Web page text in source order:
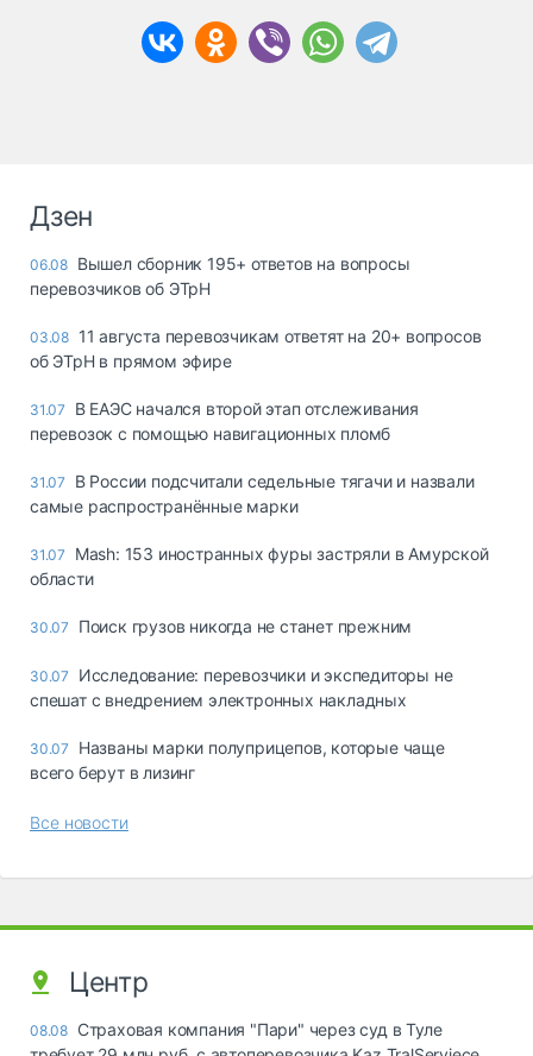
Дзен
06.08 Вышел сборник 195+ ответов на вопросы
перевозчиков об ЭТрН
03.08 11 августа перевозчикам ответят на 20+ вопросов
об ЭТрН в прямом эфире
31.07
В ЕАЭС начался второй этап отслеживания
перевозок с помощью навигационных пломб
31.07
В России подсчитали седельные тягачи и назвали
самые распространённые марки
31.07
Mash: 153 иностранных фуры застряли в Амурской
области
30.07 Поиск грузов никогда не станет прежним
30.07
Исследование: перевозчики и экспедиторы не
спешат с внедрением электронных накладных
30.07
Названы марки полуприцепов, которые чаще
всего берут в лизинг
Все новости
Центр
08.08 Страховая компания "Пари" через суд в Туле